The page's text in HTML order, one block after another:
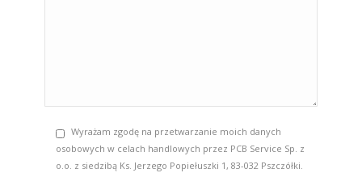
Wyrażam zgodę na przetwarzanie moich danych
osobowych w celach handlowych przez PCB Service Sp. z
o.o. z siedzibą Ks. Jerzego Popiełuszki 1, 83-032 Pszczółki.